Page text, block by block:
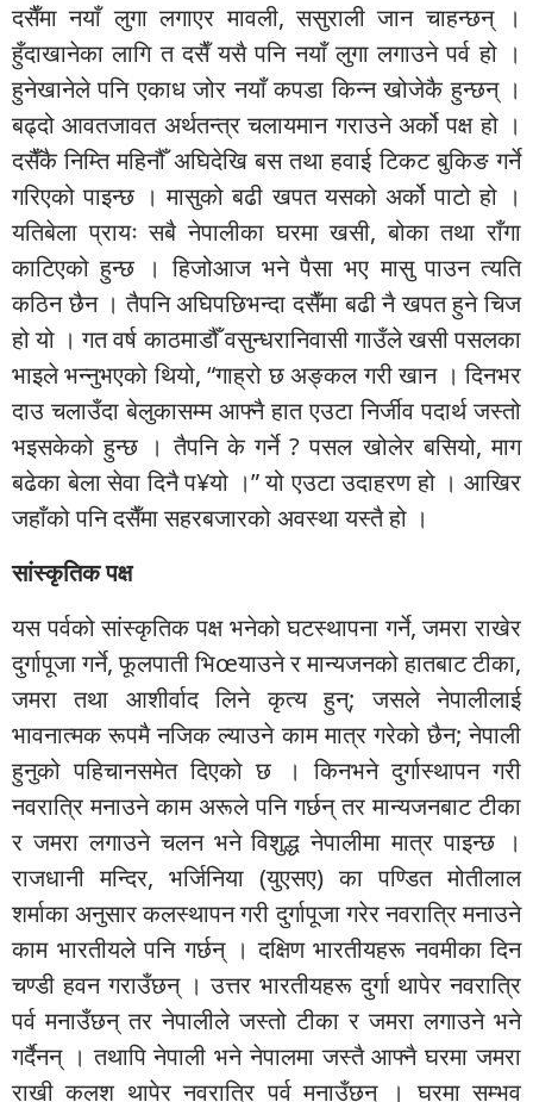
दसैँमा नयाँ लुगा लगाएर मावली, ससुराली जान चाहन्छन् ।
हुँदाखानेका लागि त दसैँ यसै पनि नयाँ लुगा लगाउने पर्व हो ।
हुनेखानेले पनि एकाध जोर नयाँ कपडा किन्न खोजेकै हुन्छन् ।
बढ्दो आवतजावत अर्थतन्त्र चलायमान गराउने अर्को पक्ष हो ।
दसैँकै निम्ति महिनौँ अघिदेखि बस तथा हवाई टिकट बुकिङ गर्ने
गरिएको पाइन्छ । मासुको बढी खपत यसको अर्को पाटो हो ।
यतिबेला प्रायः सबै नेपालीका घरमा खसी, बोका तथा राँगा
काटिएको हुन्छ । हिजोआज भने पैसा भए मासु पाउन त्यति
कठिन छैन । तैपनि अघिपछिभन्दा दसैँमा बढी नै खपत हुने चिज
हो यो । गत वर्ष काठमाडौँ वसुन्धरानिवासी गाउँले खसी पसलका
भाइले भन्नुभएको थियो, “गाह्रो छ अङ्कल गरी खान । दिनभर
दाउ चलाउँदा बेलुकासम्म आफ्नै हात एउटा निर्जीव पदार्थ जस्तो
भइसकेको हुन्छ । तैपनि के गर्ने ? पसल खोलेर बसियो, माग
बढेका बेला सेवा दिनै प¥यो ।” यो एउटा उदाहरण हो । आखिर
जहाँको पनि दसैँमा सहरबजारको अवस्था यस्तै हो ।
सांस्कृतिक पक्ष
यस पर्वको सांस्कृतिक पक्ष भनेको घटस्थापना गर्ने, जमरा राखेर
दुर्गापूजा गर्ने, फूलपाती भिœयाउने र मान्यजनको हातबाट टीका,
जमरा तथा आशीर्वाद लिने कृत्य हुन्; जसले नेपालीलाई
भावनात्मक रूपमै नजिक ल्याउने काम मात्र गरेको छैन; नेपाली
हुनुको पहिचानसमेत दिएको छ । किनभने दुर्गास्थापन गरी
नवरात्रि मनाउने काम अरूले पनि गर्छन् तर मान्यजनबाट टीका
र जमरा लगाउने चलन भने विशुद्ध नेपालीमा मात्र पाइन्छ ।
राजधानी मन्दिर, भर्जिनिया (युएसए) का पण्डित मोतीलाल
शर्माका अनुसार कलस्थापन गरी दुर्गापूजा गरेर नवरात्रि मनाउने
काम भारतीयले पनि गर्छन् । दक्षिण भारतीयहरू नवमीका दिन
चण्डी हवन गराउँछन् । उत्तर भारतीयहरू दुर्गा थापेर नवरात्रि
पर्व मनाउँछन् तर नेपालीले जस्तो टीका र जमरा लगाउने भने
गर्दैनन् । तथापि नेपाली भने नेपालमा जस्तै आफ्नै घरमा जमरा
राखी कलश थापेर नवरात्रि पर्व मनाउँछन् । घरमा सम्भव